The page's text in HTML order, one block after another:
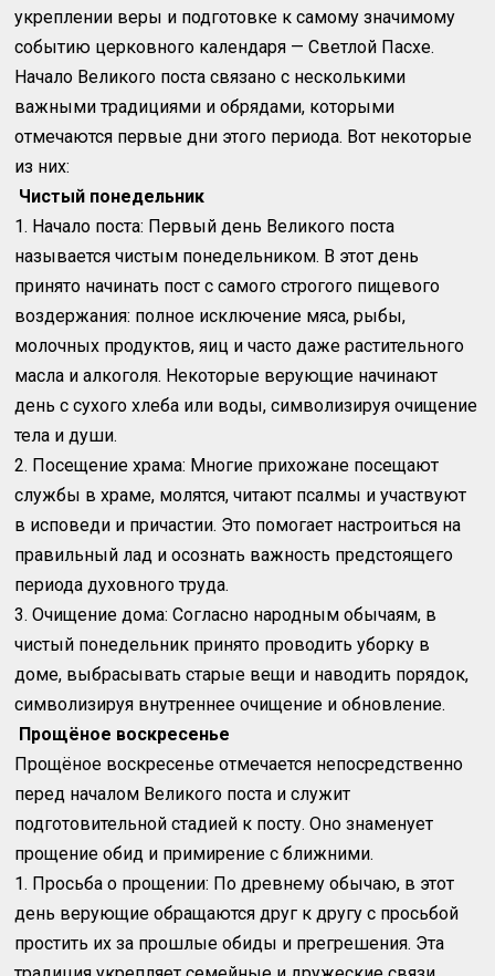
укреплении веры и подготовке к самому значимому
событию церковного календаря — Светлой Пасхе.
Начало Великого поста связано с несколькими
важными традициями и обрядами, которыми
отмечаются первые дни этого периода. Вот некоторые
из них:
Чистый понедельник
1. Начало поста: Первый день Великого поста
называется чистым понедельником. В этот день
принято начинать пост с самого строгого пищевого
воздержания: полное исключение мяса, рыбы,
молочных продуктов, яиц и часто даже растительного
масла и алкоголя. Некоторые верующие начинают
день с сухого хлеба или воды, символизируя очищение
тела и души.
2. Посещение храма: Многие прихожане посещают
службы в храме, молятся, читают псалмы и участвуют
в исповеди и причастии. Это помогает настроиться на
правильный лад и осознать важность предстоящего
периода духовного труда.
3. Очищение дома: Согласно народным обычаям, в
чистый понедельник принято проводить уборку в
доме, выбрасывать старые вещи и наводить порядок,
символизируя внутреннее очищение и обновление.
Прощёное воскресенье
Прощёное воскресенье отмечается непосредственно
перед началом Великого поста и служит
подготовительной стадией к посту. Оно знаменует
прощение обид и примирение с ближними.
1. Просьба о прощении: По древнему обычаю, в этот
день верующие обращаются друг к другу с просьбой
простить их за прошлые обиды и прегрешения. Эта